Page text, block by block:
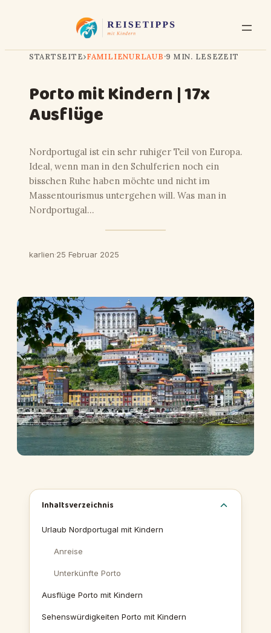
STARTSEITE›FAMILIENURLAUB·9 MIN. LESEZEIT
Porto mit Kindern | 17x
Ausflüge
Nordportugal ist ein sehr ruhiger Teil von Europa.
Ideal, wenn man in den Schulferien noch ein
bisschen Ruhe haben möchte und nicht im
Massentourismus untergehen will. Was man in
Nordportugal…
karlien·25 Februar 2025
Inhaltsverzeichnis
Urlaub Nordportugal mit Kindern
Anreise
Unterkünfte Porto
Ausflüge Porto mit Kindern
Sehenswürdigkeiten Porto mit Kindern